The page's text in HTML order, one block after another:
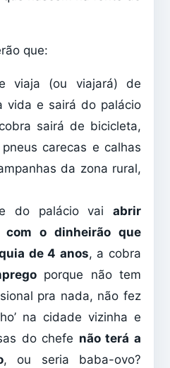
que:
viaja (ou viajará) de
vida e sairá do palácio
sairá de bicicleta,
carecas e calhas
da zona rural,
do palácio vai abrir
com o dinheirão que
de 4 anos, a cobra
porque não tem
pra nada, não fez
na cidade vizinha e
do chefe não terá a
, ou seria baba-ovo?